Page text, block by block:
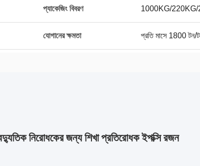
প্যাকেজিং বিবরণ 1000KG/
যোগানের ক্ষমতা প্রতি মাসে 1800 টন/
নিরোধকের জন্য শিখা প্রতিরোধক ইপক্সি রজন